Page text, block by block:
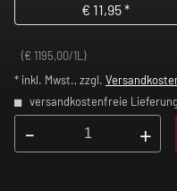
€ 11,95*
(€ 1195,00/1L)
* inkl. Mwst., zzgl.
versandkostenfreie
- +